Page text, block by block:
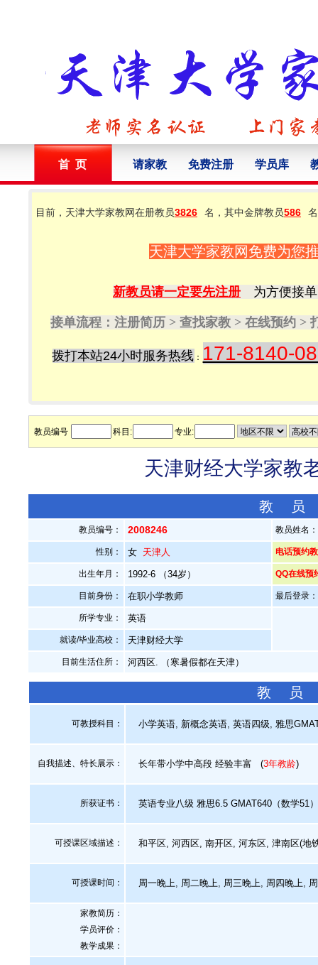
首 页 请家教 免费注册 学员库
目前，天津大学家教网在册教员3826 名，其中金牌教员586
天津大学家教网免费为您
新教员请一定要先注册 为方便接
接单流程：注册简历 > 查找家教 > 在线预约 >
拨打本站24小时服务热线 ： 171-8140-
教员编号 科目: 专业:
天津财经大学家教
教
教员编号： 2008246 教员姓名
性别： 女 天津人 电话预约
出生年月： 1992-6 （34岁） QQ在线预
目前身份： 在职小学教师 最后登录
所学专业： 英语
就读/毕业高校： 天津财经大学
目前生活住所： 河西区. （寒暑假都在天津）
教 员
可教授科目： 小学英语, 新概念英语, 英语四级, 雅思
自我描述、特长展示 ： 长年带小学中高段 经验丰富 (3年教龄)
所获证书 ： 英语专业八级 雅思6.5 GMAT640（数学51）
可授课区域描述： 和平区, 河西区, 南开区, 河东区, 津南区(地
可授课时间： 周一晚上, 周二晚上, 周三晚上, 周四晚上,
家教简历：
学员评价：
教学成果：